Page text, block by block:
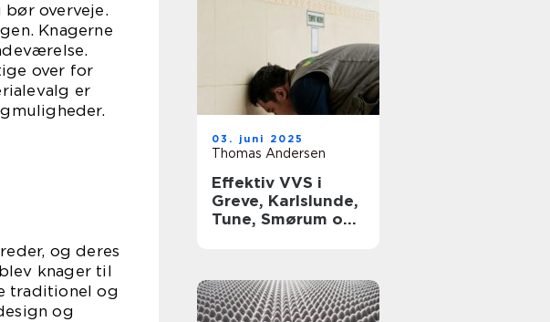
overveje.
Knagerne
over for
er
og deres
knager til
traditionel og
og
03. juni 2025
Thomas Andersen
Effektiv VVS i
Greve, Karlslunde,
Tune, Smørum og